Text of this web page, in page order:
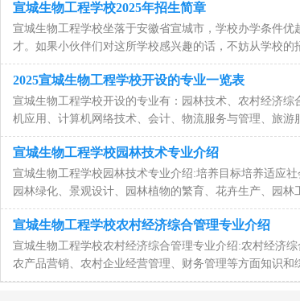
宣城生物工程学校2025年招生简章
宣城生物工程学校坐落于安徽省宣城市，学校办学条件
才。如果小伙伴们对这所学校感兴趣的话，不妨从学校
2025宣城生物工程学校开设的专业一览表
宣城生物工程学校开设的专业有：园林技术、农村经济
机应用、计算机网络技术、会计、物流服务与管理、旅
宣城生物工程学校园林技术专业介绍
宣城生物工程学校园林技术专业介绍:培养目标培养适应
园林绿化、景观设计、园林植物的繁育、花卉生产、园
宣城生物工程学校农村经济综合管理专业介绍
宣城生物工程学校农村经济综合管理专业介绍:农村经济
农产品营销、农村企业经营管理、财务管理等方面知识